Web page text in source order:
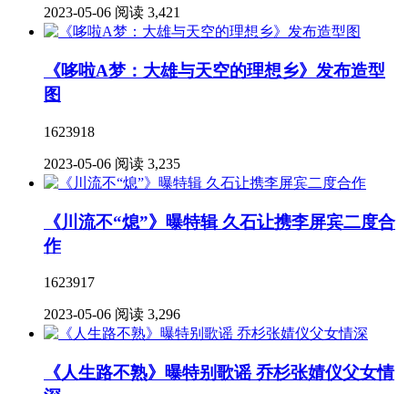
2023-05-06 阅读 3,421
《哆啦A梦：大雄与天空的理想乡》发布造型
图
1623918
2023-05-06 阅读 3,235
《川流不“熄”》曝特辑 久石让携李屏宾二度合
作
1623917
2023-05-06 阅读 3,296
《人生路不熟》曝特别歌谣 乔杉张婧仪父女情